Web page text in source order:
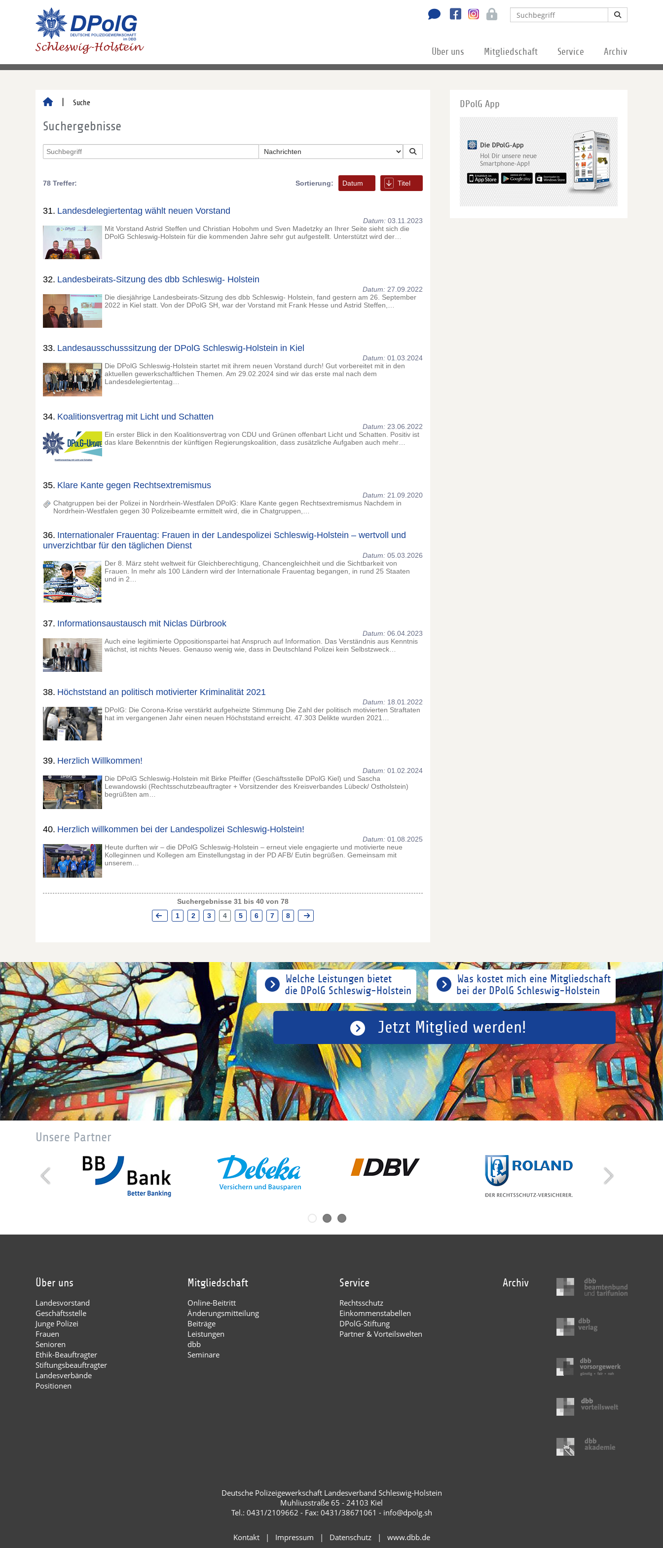
Über uns Mitgliedschaft Service Archiv
Suche
Suchergebnisse
78 Treffer: Sortierung: Datum Titel
31. Landesdelegiertentag wählt neuen Vorstand
Datum: 03.11.2023
Mit Vorstand Astrid Steffen und Christian Hobohm und Sven Madetzky an Ihrer Seite sieht sich die
DPolG Schleswig-Holstein für die kommenden Jahre sehr gut aufgestellt. Unterstützt wird der…
32. Landesbeirats-Sitzung des dbb Schleswig- Holstein
Datum: 27.09.2022
Die diesjährige Landesbeirats-Sitzung des dbb Schleswig- Holstein, fand gestern am 26. September
2022 in Kiel statt. Von der DPolG SH, war der Vorstand mit Frank Hesse und Astrid Steffen,…
33. Landesausschusssitzung der DPolG Schleswig-Holstein in Kiel
Datum: 01.03.2024
Die DPolG Schleswig-Holstein startet mit ihrem neuen Vorstand durch! Gut vorbereitet mit in den
aktuellen gewerkschaftlichen Themen. Am 29.02.2024 sind wir das erste mal nach dem
Landesdelegiertentag…
34. Koalitionsvertrag mit Licht und Schatten
Datum: 23.06.2022
Ein erster Blick in den Koalitionsvertrag von CDU und Grünen offenbart Licht und Schatten. Positiv ist
das klare Bekenntnis der künftigen Regierungskoalition, dass zusätzliche Aufgaben auch mehr…
35. Klare Kante gegen Rechtsextremismus
Datum: 21.09.2020
Chatgruppen bei der Polizei in Nordrhein-Westfalen DPolG: Klare Kante gegen Rechtsextremismus Nachdem in
Nordrhein-Westfalen gegen 30 Polizeibeamte ermittelt wird, die in Chatgruppen,…
36. Internationaler Frauentag: Frauen in der Landespolizei Schleswig-Holstein – wertvoll und
unverzichtbar für den täglichen Dienst
Datum: 05.03.2026
Der 8. März steht weltweit für Gleichberechtigung, Chancengleichheit und die Sichtbarkeit von
Frauen. In mehr als 100 Ländern wird der Internationale Frauentag begangen, in rund 25 Staaten
und in 2…
37. Informationsaustausch mit Niclas Dürbrook
Datum: 06.04.2023
Auch eine legitimierte Oppositionspartei hat Anspruch auf Information. Das Verständnis aus Kenntnis
wächst, ist nichts Neues. Genauso wenig wie, dass in Deutschland Polizei kein Selbstzweck…
38. Höchststand an politisch motivierter Kriminalität 2021
Datum: 18.01.2022
DPolG: Die Corona-Krise verstärkt aufgeheizte Stimmung Die Zahl der politisch motivierten Straftaten
hat im vergangenen Jahr einen neuen Höchststand erreicht. 47.303 Delikte wurden 2021…
39. Herzlich Willkommen!
Datum: 01.02.2024
Die DPolG Schleswig-Holstein mit Birke Pfeiffer (Geschäftsstelle DPolG Kiel) und Sascha
Lewandowski (Rechtsschutzbeauftragter + Vorsitzender des Kreisverbandes Lübeck/ Ostholstein)
begrüßten am…
40. Herzlich willkommen bei der Landespolizei Schleswig-Holstein!
Datum: 01.08.2025
Heute durften wir – die DPolG Schleswig-Holstein – erneut viele engagierte und motivierte neue
Kolleginnen und Kollegen am Einstellungstag in der PD AFB/ Eutin begrüßen. Gemeinsam mit
unserem…
Suchergebnisse 31 bis 40 von 78
1
2 3 4 5 6 7 8
DPolG App
Was kostet mich eine Mitgliedschaft
bei der DPolG Schleswig-Holstein
Welche Leistungen bietet
die DPolG Schleswig-Holstein
Jetzt Mitglied werden!
Unsere Partner
Über uns
Landesvorstand
Geschäftsstelle
Junge Polizei
Frauen
Senioren
Ethik-Beauftragter
Stiftungsbeauftragter
Landesverbände
Positionen
Mitgliedschaft
Online-Beitritt
Änderungsmitteilung
Beiträge
Leistungen
dbb
Seminare
Service
Rechtsschutz
Einkommenstabellen
DPolG-Stiftung
Partner & Vorteilswelten
Archiv
Deutsche Polizeigewerkschaft Landesverband Schleswig-Holstein
Muhliusstraße 65 - 24103 Kiel
Tel.: 0431/2109662 - Fax: 0431/38671061 - info@dpolg.sh
Kontakt Impressum Datenschutz www.dbb.de